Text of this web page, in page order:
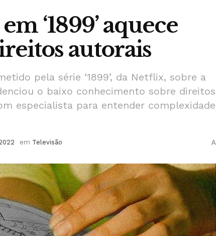
‘1899’ aquece
autorais
pela série ‘1899’, da Netflix, sobre a
o baixo conhecimento sobre direitos
especialista para entender complexidade
em Televisão A